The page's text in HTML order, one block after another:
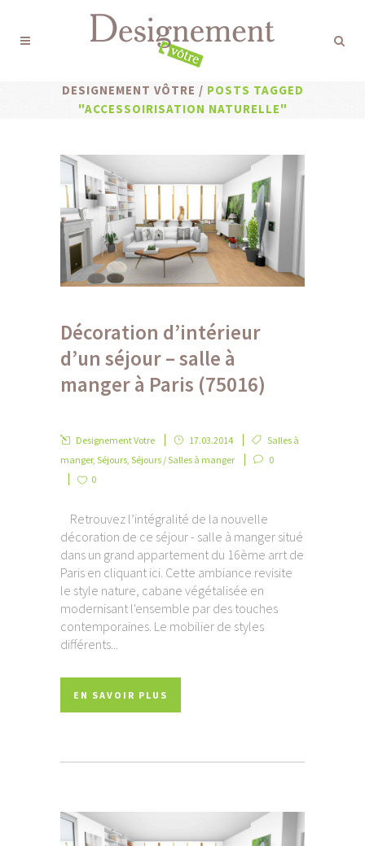
DESIGNEMENT VÔTRE / POSTS TAGGED
"ACCESSOIRISATION NATURELLE"
Décoration d’intérieur
d’un séjour – salle à
manger à Paris (75016)
Designement Votre 17.03.2014
Salles à
manger, Séjours Séjours / Salles à manger
0
0
Retrouvez l’intégralité de la nouvelle
décoration de ce séjour - salle à manger situé
dans un grand appartement du 16ème arrt de
Paris en cliquant ici. Cette ambiance revisite
le style nature, cabane végétalisée en
modernisant l'ensemble par des touches
contemporaines. Le mobilier de styles
différents...
EN SAVOIR PLUS